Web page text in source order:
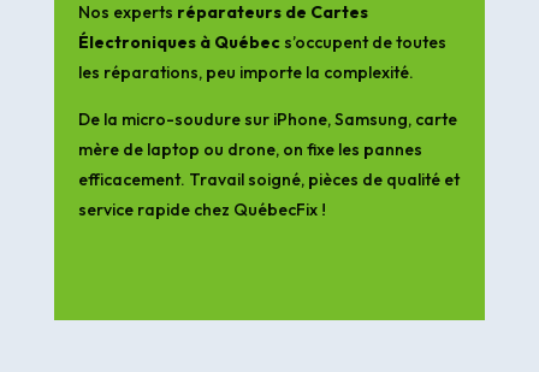
Nos experts réparateurs de Cartes
Électroniques à Québecs’occupent de toutes
les réparations, peu importe la complexité.
De la micro-soudure sur iPhone, Samsung, carte
mère de laptop ou drone, on fixe les pannes
efficacement. Travail soigné, pièces de qualité et
service rapide chez QuébecFix !